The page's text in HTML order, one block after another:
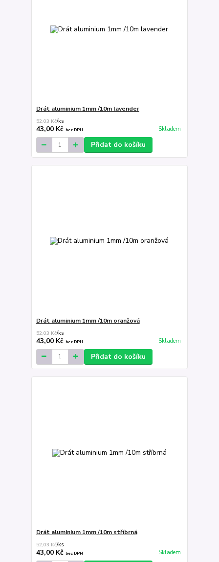
Drát aluminium 1mm /10m lavender
52,03 Kč/ks
43,00 Kč bez DPH Skladem
Přidat do košíku
Drát aluminium 1mm /10m oranžová
52,03 Kč/ks
43,00 Kč bez DPH Skladem
Přidat do košíku
Drát aluminium 1mm /10m stříbrná
52,03 Kč/ks
43,00 Kč bez DPH Skladem